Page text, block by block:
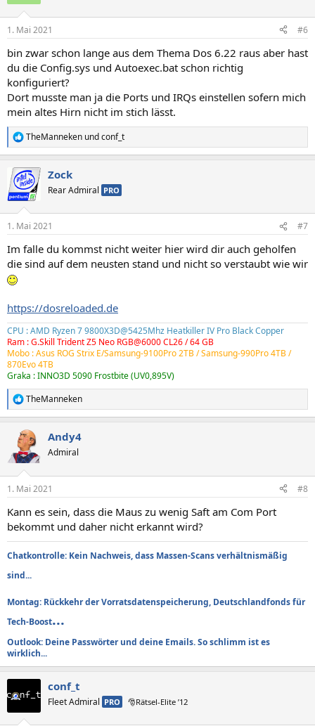
1. Mai 2021 #6
bin zwar schon lange aus dem Thema Dos 6.22 raus aber hast
du die Config.sys und Autoexec.bat schon richtig
konfiguriert?
Dort musste man ja die Ports und IRQs einstellen sofern mich
mein altes Hirn nicht im stich lässt.
R
e
k
t
i
e
:
TheManneken undconf_t
Zock
Rear Admiral PRO
1. Mai 2021 #7
Im falle du kommst nicht weiter hier wird dir auch geholfen
die sind auf dem neusten stand und nicht so verstaubt wie wir
https://dosreloaded.de
CPU : AMD Ryzen 7 9800X3D@5425Mhz Heatkiller IV Pro Black Copper
Ram : G.Skill Trident Z5 Neo RGB@6000 CL26 / 64 GB
Mobo : Asus ROG Strix E/Samsung-9100Pro 2TB /Samsung-990Pro 4TB/
870Evo 4TB
Graka : INNO3D 5090 Frostbite (UV0,895V)
R
e
i
e
:
TheManneken
Andy4
Admiral
1. Mai 2021 #8
Kann es sein, dass die Maus zu wenig Saft am Com Port
bekommt und daher nicht erkannt wird?
Chatkontrolle: Kein Nachweis, dass Massen-Scans verhältnismäßig
sind...
Montag: Rückkehr der Vorratsdatenspeicherung, Deutschlandfonds für
Tech-Boost...
Outlook: Deine Passwörter und deine Emails. So schlimm ist es
wirklich...
conf_t
Fleet Admiral PRO 🎅Rätsel-Elite ’12